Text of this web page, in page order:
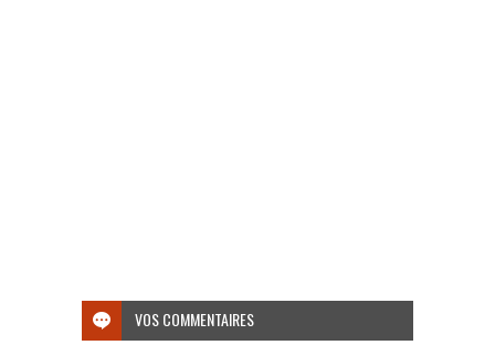
VOS COMMENTAIRES